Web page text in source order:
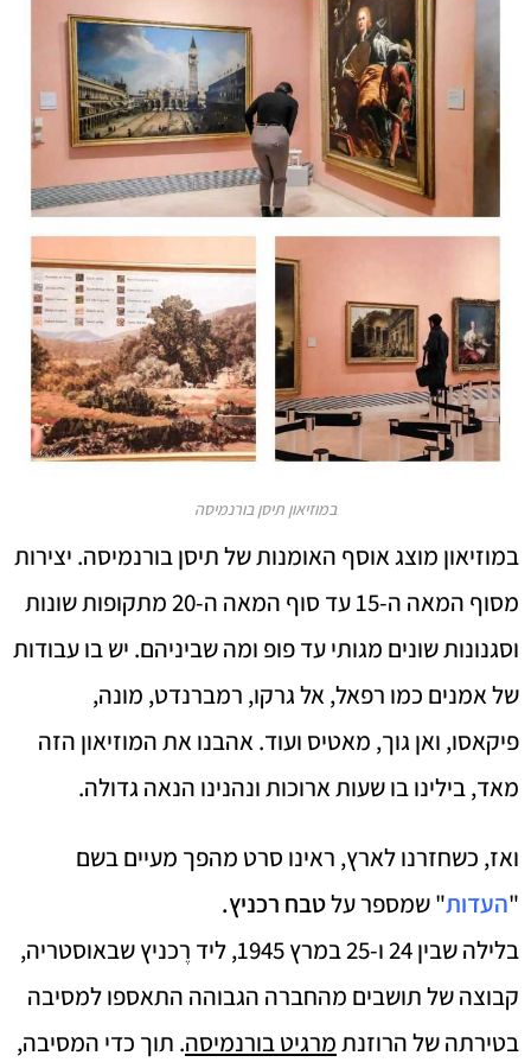
במוזיאון תיסן בורנמיסה
במוזיאון מוצג אוסף האומנות של תיסן בורנמיסה. יצירות
מסוף המאה ה-15 עד סוף המאה ה-20 מתקופות שונות
וסגנונות שונים מגותי עד פופ ומה שביניהם. יש בו עבודות
של אמנים כמו רפאל, אל גרקו, רמברנדט, מונה,
פיקאסו, ואן גוך, מאטיס ועוד. אהבנו את המוזיאון הזה
מאד, בילינו בו שעות ארוכות ונהנינו הנאה גדולה.
ואז, כשחזרנו לארץ, ראינו סרט מהפך מעיים בשם
"העדות" שמספר עלטבח רכניץ.
בלילה שבין 24 ו-25 במרץ 1945, ליד רֶכניץ שבאוסטריה,
קבוצה של תושבים מהחברה הגבוהה התאספו למסיבה
בטירתה של הרוזנתמרגיט בורנמיסה. תוך כדי המסיבה,